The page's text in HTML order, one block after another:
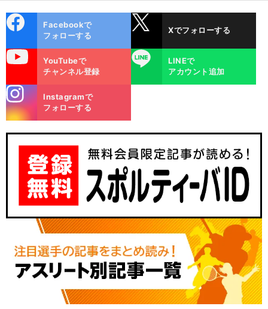
、
選
、
ok
Facebookで
フォローする
Xでフォローする
YouTubeで
チャンネル登録
LINE
LINEで
アカウント追加
m
Instagramで
フォローする